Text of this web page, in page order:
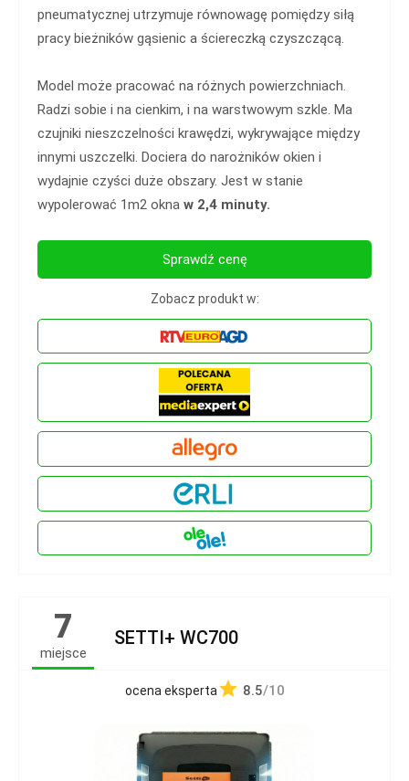
pneumatycznej utrzymuje równowagę pomiędzy siłą
pracy bieżników gąsienic a ściereczką czyszczącą.
Model może pracować na różnych powierzchniach.
Radzi sobie i na cienkim, i na warstwowym szkle. Ma
czujniki nieszczelności krawędzi, wykrywające między
innymi uszczelki. Dociera do narożników okien i
wydajnie czyści duże obszary. Jest w stanie
wypolerować 1m2 okna w 2,4 minuty.
Sprawdź cenę
Zobacz produkt w:
7
miejsce
SETTI+ WC700
ocena eksperta 8.5/10